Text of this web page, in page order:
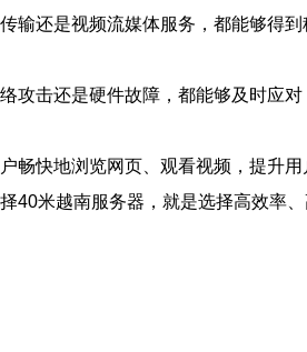
输还是视频流媒体服务，都能够得到
攻击还是硬件故障，都能够及时应
快地浏览网页、观看视频，提升用
40米越南服务器，就是选择高效率